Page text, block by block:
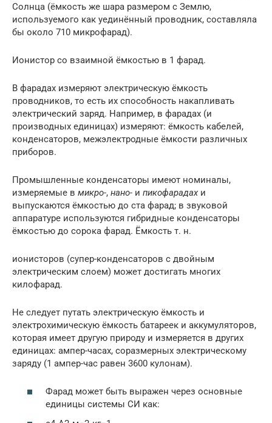
Солнца (ёмкость же шара размером с Землю,
используемого как уединённый проводник, составляла
бы около 710 микрофарад).
Ионистор со взаимной ёмкостью в 1 фарад.
В фарадах измеряют электрическую ёмкость
проводников, то есть их способность накапливать
электрический заряд. Например, в фарадах (и
производных единицах) измеряют: ёмкость кабелей,
конденсаторов, межэлектродные ёмкости различных
приборов.
Промышленные конденсаторы имеют номиналы,
измеряемые в микро-, нано- и пикофарадах и
выпускаются ёмкостью до ста фарад; в звуковой
аппаратуре используются гибридные конденсаторы
ёмкостью до сорока фарад. Ёмкость т. н.
ионисторов (супер-конденсаторов с двойным
электрическим слоем) может достигать многих
килофарад.
Не следует путать электрическую ёмкость и
электрохимическую ёмкость батареек и аккумуляторов,
которая имеет другую природу и измеряется в других
единицах: ампер-часах, соразмерных электрическому
заряду (1 ампер-час равен 3600 кулонам).
Фарад может быть выражен через основные
единицы системы СИ как: